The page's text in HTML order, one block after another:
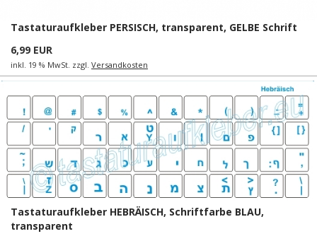
Tastaturaufkleber PERSISCH, transparent, GELBE Schrift
6,99 EUR
inkl. 19 % MwSt. zzgl. Versandkosten
Tastaturaufkleber HEBRÄISCH, Schriftfarbe BLAU,
transparent